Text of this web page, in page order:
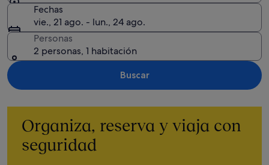
Fechas
vie., 21 ago. - lun., 24 ago.
Personas
2 personas, 1 habitación
Buscar
Organiza, reserva y viaja con
seguridad